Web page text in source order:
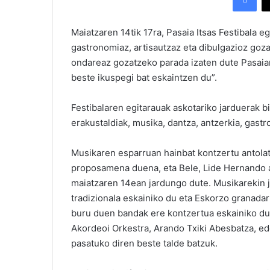
Maiatzaren 14tik 17ra, Pasaia Itsas Festibala
gastronomiaz, artisautzaz eta dibulgazioz
ondareaz gozatzeko parada izaten dute
beste ikuspegi bat eskaintzen du”.
Festibalaren egitarauak askotariko jarduerak
erakustaldiak, musika, dantza, antzerkia,
Musikaren esparruan hainbat kontzertu
proposamena duena, eta Bele, Lide
maiatzaren 14ean jardungo dute.
tradizionala eskainiko du eta Eskorzo
buru duen bandak ere kontzertua eskainiko
Akordeoi Orkestra, Arando Txiki Abesbatza,
pasatuko diren beste talde batzuk.